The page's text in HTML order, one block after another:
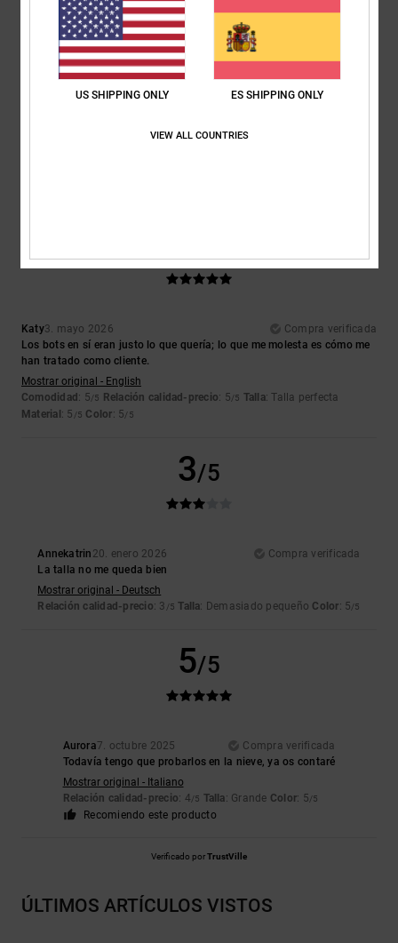
5.0
Talla
Material
Color
Katy3. mayo 2026
Compra verificada
Los bots en sí eran justo lo que quería; lo que me molesta es cómo me
han tratado como cliente.
Mostrar original - English
Comodidad : 5/5 Relación calidad-precio: 5/5 Talla: Talla perfecta
Material : 5 /5 Color: 5/5
3/5
Annekatrin 20. enero 2026
Compra verificada
La talla no me queda bien
Mostrar original - Deutsch
Relación calidad-precio: 3 /5 Talla: Demasiado pequeño Color: 5/5
5/5
Aurora7. octubre 2025
Compra verificada
Todavía tengo que probarlos en la nieve, ya os contaré
Mostrar original - Italiano
Relación calidad-precio: 4/5 Talla: Grande Color: 5/5
Recomiendo este producto
Verificado porTrustVille
ÚLTIMOS ARTÍCULOS VISTOS
US SHIPPING ONLY ES SHIPPING ONLY
VIEW ALL COUNTRIES